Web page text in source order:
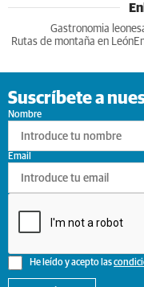
Gastronomia
Rutas de montaña en León
Suscríbete a
Nombre
He leído y acepto las
Email